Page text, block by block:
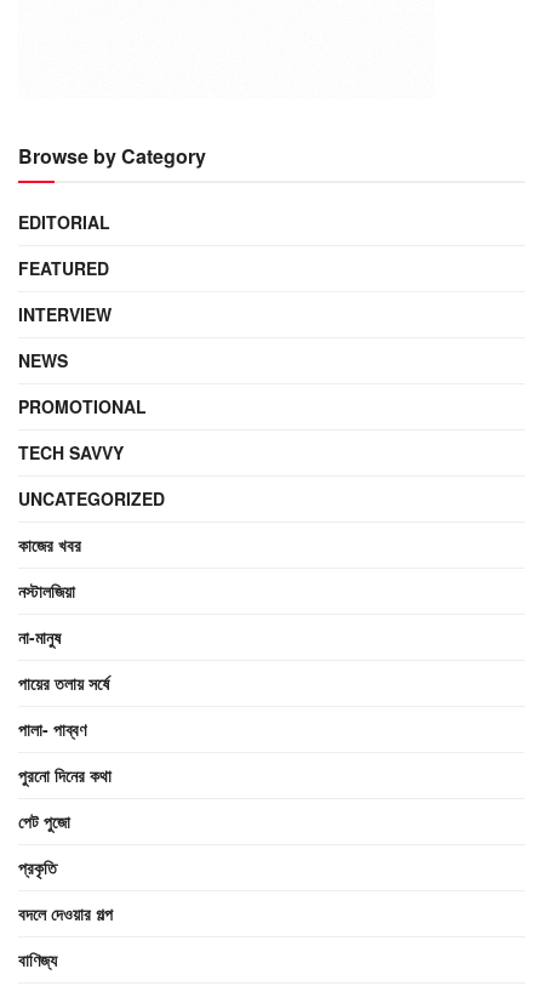
Browse by Category
EDITORIAL
FEATURED
INTERVIEW
NEWS
PROMOTIONAL
TECH SAVVY
UNCATEGORIZED
কাজের খবর
নস্টালজিয়া
না-মানুষ
পায়ের তলায় সর্ষে
পালা- পাব্বণ
পুরনো দিনের কথা
পেট পুজো
প্রকৃতি
বদলে দেওয়ার গল্প
বাণিজ্য